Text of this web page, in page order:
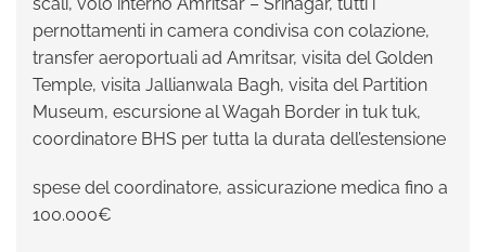
pernottamenti in camera condivisa con colazione,
transfer aeroportuali ad Amritsar, visita del Golden
Temple, visita Jallianwala Bagh, visita del Partition
Museum, escursione al Wagah Border in tuk tuk,
coordinatore BHS per tutta la durata dell’estensione
spese del coordinatore, assicurazione medica fino a
100.000€